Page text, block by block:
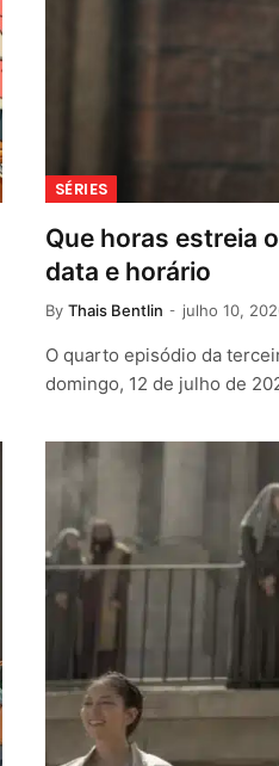
SÉRIES
Que horas estreia
data e horário
By Thais Bentlin julho 10,
O quarto episódio da
domingo, 12 de julho de